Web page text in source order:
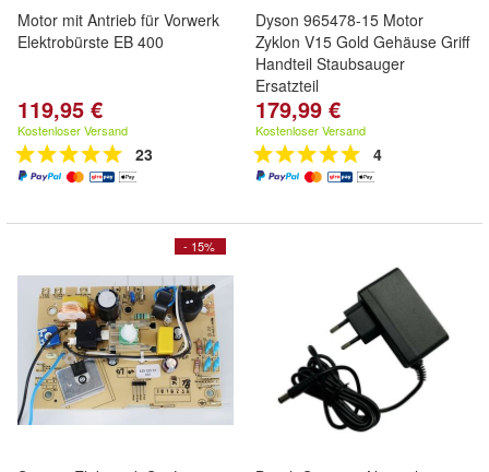
Motor mit Antrieb für Vorwerk
Elektrobürste EB 400
119,95 €
Kostenloser Versand
23
Dyson 965478-15 Motor
Zyklon V15 Gold Gehäuse Griff
Handteil Staubsauger
Ersatzteil
179,99 €
Kostenloser Versand
4
- 15%